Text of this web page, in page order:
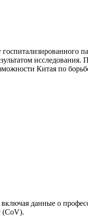
исследования.
Китая по
данные о
(CoV).